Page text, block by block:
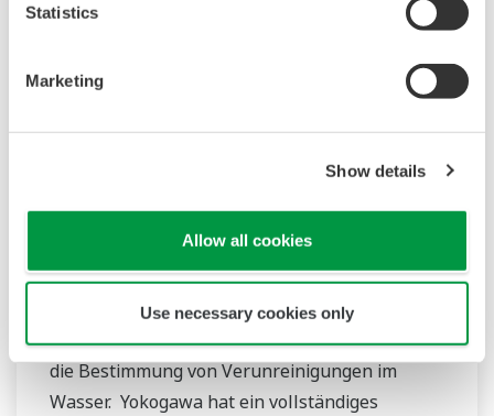
Statistics
Marketing
Show details
Allow all cookies
Use necessary cookies only
Konduktive Leitfähigkeitssensoren
Die Messung der spezifischen Leitfähigkeit in
wässrigen Lösungen wird immer wichtiger für
die Bestimmung von Verunreinigungen im
Wasser. Yokogawa hat ein vollständiges